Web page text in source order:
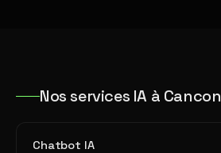
Nos services IA à Cancon
Chatbot IA